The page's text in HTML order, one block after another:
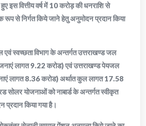
इस वित्तीय वर्ष में 10 करोड़ की धनराशि से
रूप से निर्गत किये जाने हेतु अनुमोदन प्रदान किया
एवं स्वच्छता विभाग के अन्तर्गत उत्तराखण्ड जल
लागत 9.22 करोड) एवं उत्तराखण्ड पेयजल
लागत 8.36 करोड) अर्थात कुल लागत 17.58
सोलर योजनाओं को नाबार्ड के अन्तर्गत स्वीकृत
प्रदान किया गया है।